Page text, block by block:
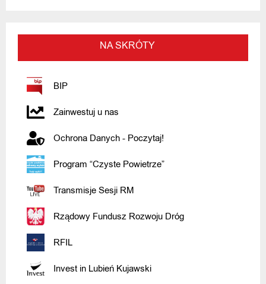
NA SKRÓTY
BIP
Zainwestuj u nas
Ochrona Danych - Poczytaj!
Program “Czyste Powietrze”
Transmisje Sesji RM
Rządowy Fundusz Rozwoju Dróg
RFIL
Invest in Lubień Kujawski